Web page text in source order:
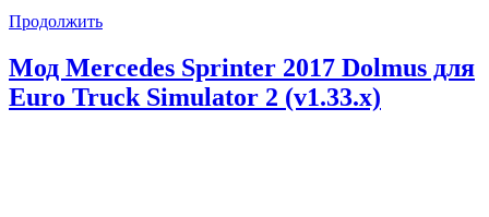
Продолжить
Мод Mercedes Sprinter 2017 Dolmus для
Euro Truck Simulator 2 (v1.33.x)